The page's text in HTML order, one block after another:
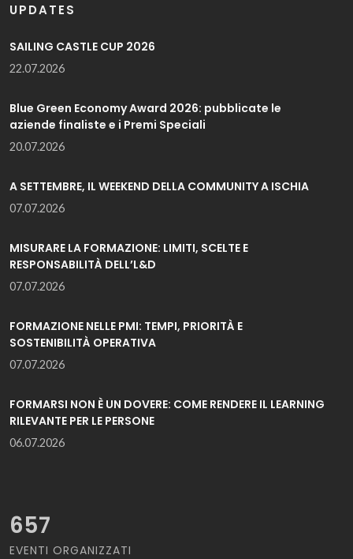
UPDATES
SAILING CASTLE CUP 2026
22.07.2026
Blue Green Economy Award 2026: pubblicate le
aziende finaliste e i Premi Speciali
20.07.2026
A SETTEMBRE, IL WEEKEND DELLA COMMUNITY A ISCHIA
07.07.2026
MISURARE LA FORMAZIONE: LIMITI, SCELTE E
RESPONSABILITÀ DELL’L&D
07.07.2026
FORMAZIONE NELLE PMI: TEMPI, PRIORITÀ E
SOSTENIBILITÀ OPERATIVA
07.07.2026
FORMARSI NON È UN DOVERE: COME RENDERE IL LEARNING
RILEVANTE PER LE PERSONE
06.07.2026
657
EVENTI ORGANIZZATI